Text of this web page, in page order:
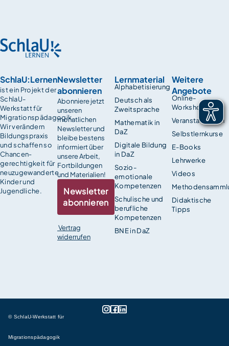
SchlaU:Lernen
ist ein Projekt der
SchlaU-
Werkstatt für
Migrationspädagogik.
Wir verändern
Bildungspraxis
und schaffen so
Chancen­
gerechtigkeit für
neuzugewanderte
Kinder und
Jugendliche.
Lernmaterial
Alphabetisierung
Deutsch als
Zweitsprache
Mathematik in
DaZ
Digitale Bildung
in DaZ
Sozio-
emotionale
Kompetenzen
Schulische und
berufliche
Kompetenzen
BNE in DaZ
Weitere
Angebote
Online-
Workshops
Veranstaltungen
Selbstlernkurse
E-Books
Lehrwerke
Videos
Didaktische
Tipps
Newsletter
abonnieren
Abonniere jetzt
unseren
monatlichen
Newsletter und
bleibe bestens
informiert über
unsere Arbeit,
Fortbildungen
und Materialien!
Newsletter
abonnieren
Vertrag
widerrufen
© SchlaU-Werkstatt für
Migrationspädagogik